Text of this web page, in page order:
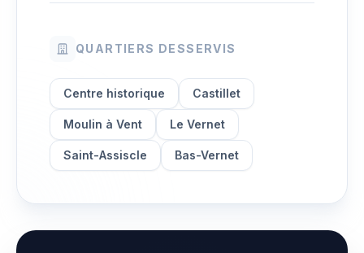
QUARTIERS DESSERVIS
Centre historique Castillet
Moulin à Vent Le Vernet
Saint-Assiscle Bas-Vernet